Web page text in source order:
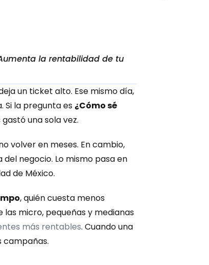
la rentabilidad de tu
un ticket alto. Ese mismo día,
Si la pregunta es ¿Cómo sé
una sola vez.
volver en meses. En cambio,
negocio. Lo mismo pasa en
de México.
, quién cuesta menos
micro, pequeñas y medianas
más rentables. Cuando una
campañas.